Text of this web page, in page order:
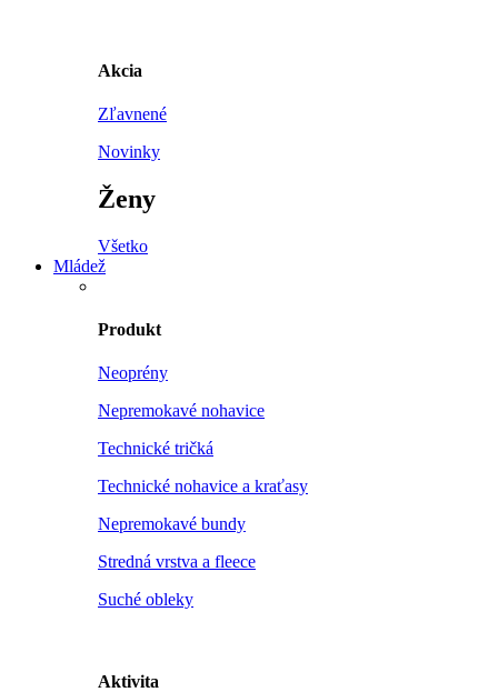
Akcia
Zľavnené
Novinky
Ženy
Všetko
Mládež
Produkt
Neoprény
Nepremokavé nohavice
Technické tričká
Technické nohavice a kraťasy
Nepremokavé bundy
Stredná vrstva a fleece
Suché obleky
Aktivita